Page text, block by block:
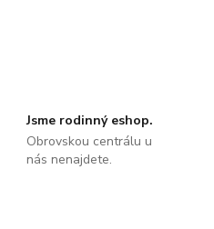
Jsme rodinný eshop.
Obrovskou centrálu u
nás nenajdete.